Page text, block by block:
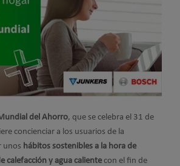
del Ahorro, que se celebra el 31 de
concienciar a los usuarios de la
unos hábitos sostenibles a la hora de
calefacción y agua calientecon el fin de